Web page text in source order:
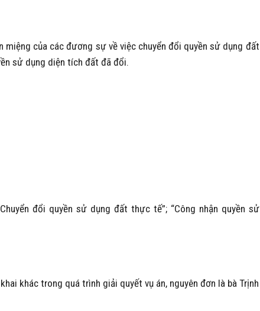
miệng của các đương sự về việc chuyển đổi quyền sử dụng đất
sử dụng diện tích đất đã đổi.
đổi quyền sử dụng đất thực tế”; “Công nhận quyền sử
khác trong quá trình giải quyết vụ án, nguyên đơn là bà Trịnh